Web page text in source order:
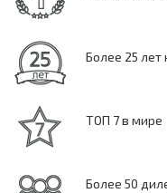
Более 25
ТОП 7 в мире
Более 50